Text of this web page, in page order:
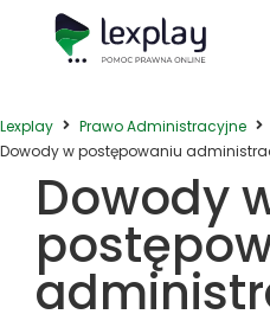
Lexplay
Prawo Administracyjne
Dowody w postępowaniu
Dowody